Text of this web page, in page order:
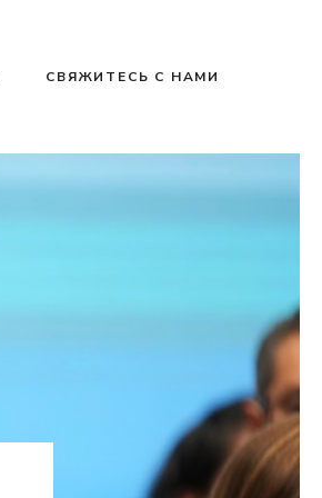
СВЯЖИТЕСЬ С НАМИ